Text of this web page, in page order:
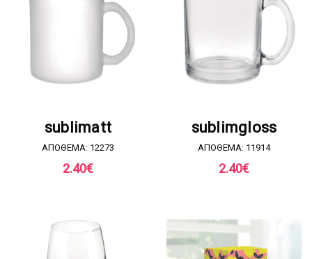
sublimatt
ΑΠΟΘΕΜΑ: 12273
2.40€
sublimgloss
ΑΠΟΘΕΜΑ: 11914
2.40€